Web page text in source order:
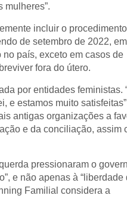
mulheres”.
incluir o
de setembro de 2022,
país, exceto em casos de
fora do útero.
por entidades feministas.
e estamos muito
antigas organizações a
e da conciliação, assim
pressionaram o
e não apenas à “liberdade
Familial considera a